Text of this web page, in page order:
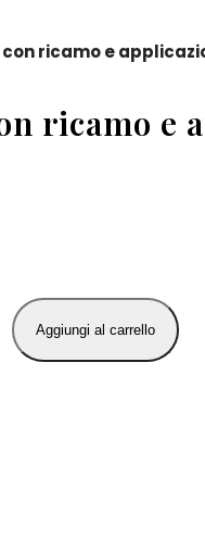
ricamo e
ricamo e
Maryplaid
6M33136
Aggiungi al carrello